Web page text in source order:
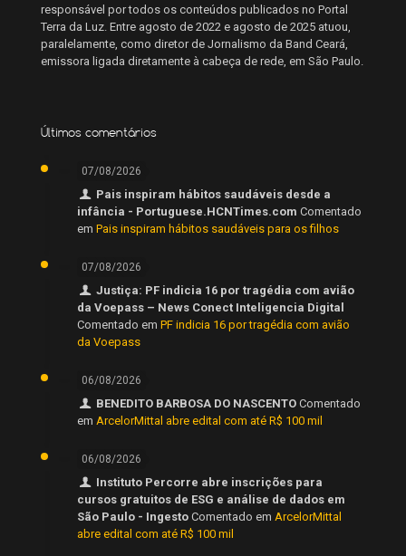
responsável por todos os conteúdos publicados no Portal
Terra da Luz. Entre agosto de 2022 e agosto de 2025 atuou,
paralelamente, como diretor de Jornalismo da Band Ceará,
emissora ligada diretamente à cabeça de rede, em São Paulo.
Últimos comentários
07/08/2026
Pais inspiram hábitos saudáveis desde a
infância - Portuguese.HCNTimes.com Comentado
em Pais inspiram hábitos saudáveis para os filhos
07/08/2026
Justiça: PF indicia 16 por tragédia com avião
da Voepass – News Conect Inteligencia Digital
Comentado em PF indicia 16 por tragédia com avião
da Voepass
06/08/2026
BENEDITO BARBOSA DO NASCENTO Comentado
em ArcelorMittal abre edital com até R$ 100 mil
06/08/2026
Instituto Percorre abre inscrições para
cursos gratuitos de ESG e análise de dados em
São Paulo - Ingesto Comentado em ArcelorMittal
abre edital com até R$ 100 mil